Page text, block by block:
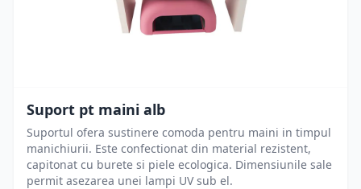
Suport pt maini alb
Suportul ofera sustinere comoda pentru maini in timpul
manichiurii. Este confectionat din material rezistent,
capitonat cu burete si piele ecologica. Dimensiunile sale
permit asezarea unei lampi UV sub el.